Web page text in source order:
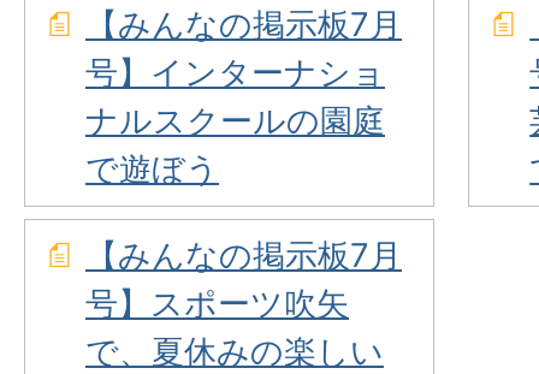
【みんなの掲示板7月
号】インターナショ
ナルスクールの園庭
で遊ぼう
【みんなの掲示板7月
号】スポーツ吹矢
で、夏休みの楽しい